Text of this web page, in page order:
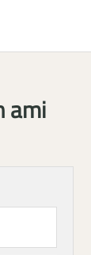
ami